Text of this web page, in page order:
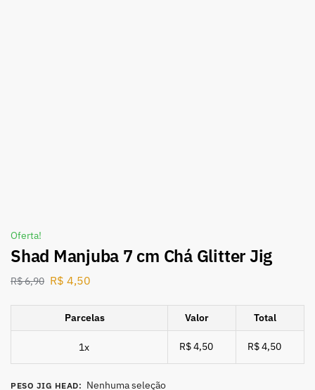
Oferta!
Shad Manjuba 7 cm Chá Glitter Jig
R$6,90 R$ 4,50
Parcelas Valor Total
1x R$ 4,50 R$ 4,50
PESO JIG HEAD: Nenhuma seleção